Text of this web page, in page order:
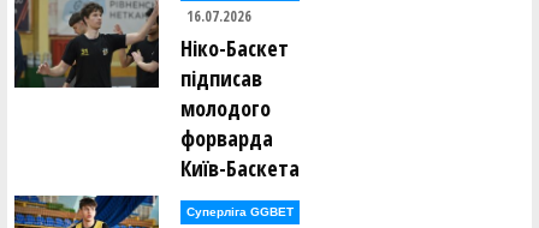
16.07.2026
Ніко-Баскет
підписав
молодого
форварда
Київ-Баскета
Суперліга GGBET